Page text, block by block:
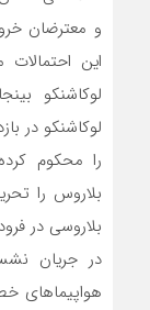
و معترضان
این
لوکاشنکو
لوکاشنکو در
را محکوم
بلاروس را
بلاروسی در
در جریان
هواپیماهای